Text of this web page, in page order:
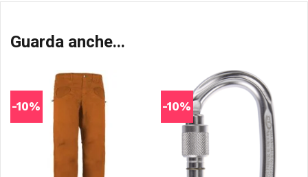
Guarda anche...
-10% -10%